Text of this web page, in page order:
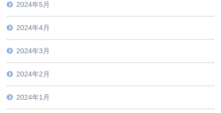
2024年5月
2024年4月
2024年3月
2024年2月
2024年1月